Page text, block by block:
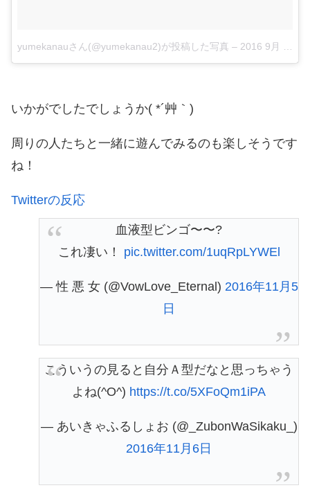
yumekanauさん(@yumekanau2)が投稿した写真 – 2016 9月 11 5:55午前 PDT
いかがでしたでしょうか( *´艸｀)
周りの人たちと一緒に遊んでみるのも楽しそうです
ね！
Twitterの反応
血液型ビンゴ〜〜?
これ凄い！ pic.twitter.com/1uqRpLYWEl
— 性 悪 女 (@VowLove_Eternal) 2016年11月5
日
こういうの見ると自分Ａ型だなと思っちゃう
よね(^O^) https://t.co/5XFoQm1iPA
— あいきゃふるしょお (@_ZubonWaSikaku_)
2016年11月6日